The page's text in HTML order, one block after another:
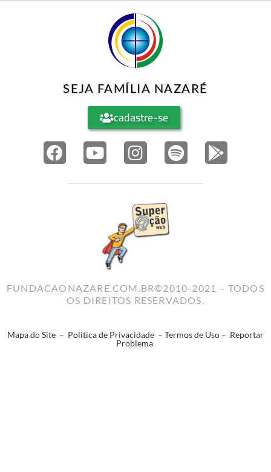
SEJA FAMÍLIA NAZARÉ
cadastre-se
FUNDACAONAZARE.COM.BR©2010-2021 – TODOS
OS DIREITOS RESERVADOS.
Mapa do Site – Politica de Privacidade – Termos de Uso – Reportar
Problema